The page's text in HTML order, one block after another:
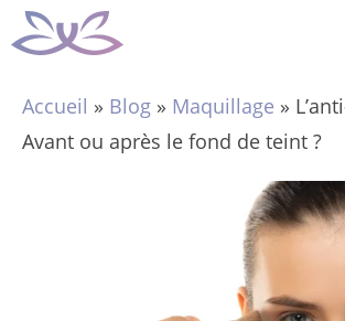
Aller
au
Accueil » Blog » Maquillage »
Avant ou après le fond de teint ?